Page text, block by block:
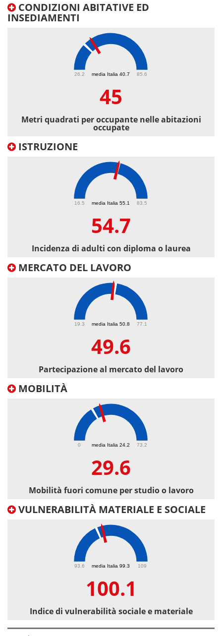
CONDIZIONI ABITATIVE ED
INSEDIAMENTI
media Italia 40.7
26.2 85.6
45
Metri quadrati per occupante nelle abitazioni
occupate
ISTRUZIONE
media Italia 55.1
16.5 83.5
54.7
Incidenza di adulti con diploma o laurea
MERCATO DEL LAVORO
media Italia 50.8
19.3 77.1
49.6
Partecipazione al mercato del lavoro
MOBILITÀ
media Italia 24.2
0 73.2
29.6
Mobilità fuori comune per studio o lavoro
VULNERABILITÀ MATERIALE E SOCIALE
media Italia 99.3
93.6 109
100.1
Indice di vulnerabilità sociale e materiale